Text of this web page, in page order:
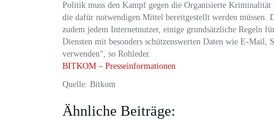
Politik muss den Kampf gegen die Organisierte Kriminalität
die dafür notwendigen Mittel bereitgestellt werden
zudem jedem Internetnutzer, einige grundsätzliche Regeln
Diensten mit besonders schützenswerten Daten wie E-Mail,
verwenden“, so Rohleder.
BITKOM – Presseinformationen
Quelle: Bitkom
Ähnliche Beiträge: